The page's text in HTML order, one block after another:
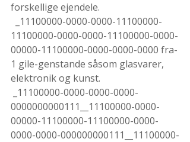
forskellige ejendele.
_11100000-0000-0000-11100000-
11100000-0000-0000-11100000-0000-
00000-11100000-0000-0000-0000 fra-
1 gile-genstande såsom glasvarer,
elektronik og kunst.
_11100000-0000-0000-0000-
0000000000111__11100000-0000-
00000-11100000-11100000-0000-
0000-0000-000000000111__11100000-